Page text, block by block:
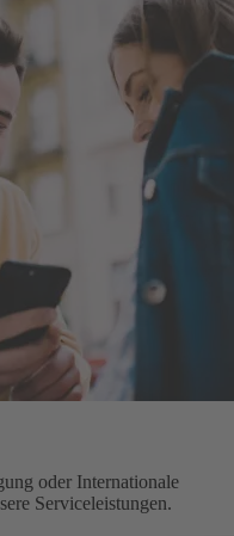
oder Internationale
Serviceleistungen.